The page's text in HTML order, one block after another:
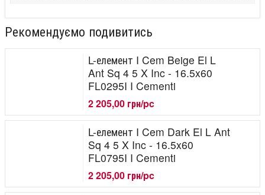
Рекомендуємо подивитись
L-елемент I Cem Beige El L
Ant Sq 4 5 X Inc - 16.5x60
FL0295I I Cementi
2 205,00 грн/pc
L-елемент I Cem Dark El L Ant
Sq 4 5 X Inc - 16.5x60
FL0795I I Cementi
2 205,00 грн/pc